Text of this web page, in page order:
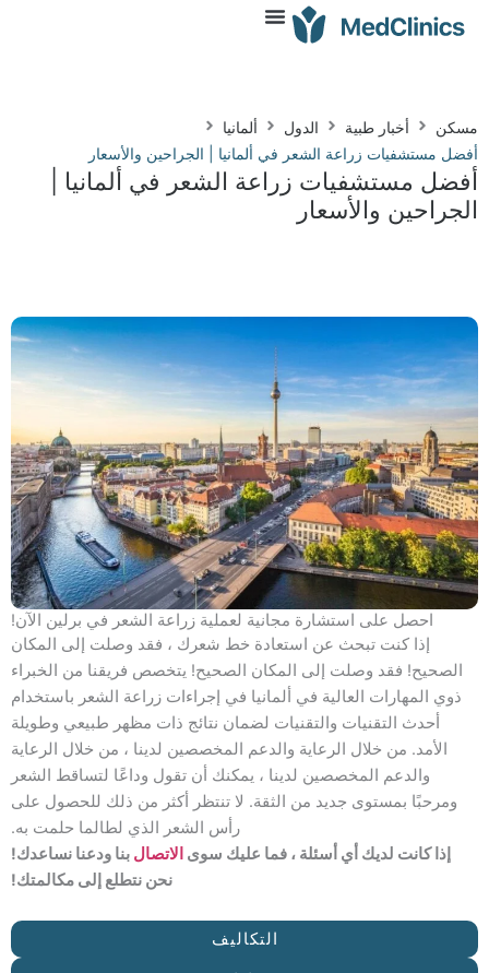
أفضل مستشفيات زراعة الشعر في ألمانيا |
الجراحين والأسعار
مسكن أخبار طبية الدول
ألمانيا
أفضل مستشفيات زراعة الشعر في ألمانيا | الجراحين والأسعار
احصل على استشارة مجانية لعملية زراعة الشعر في برلين الآن!
إذا كنت تبحث عن استعادة خط شعرك ، فقد وصلت إلى المكان
الصحيح! فقد وصلت إلى المكان الصحيح! يتخصص فريقنا من الخبراء
ذوي المهارات العالية في ألمانيا في إجراءات زراعة الشعر باستخدام
أحدث التقنيات والتقنيات لضمان نتائج ذات مظهر طبيعي وطويلة
الأمد. من خلال الرعاية والدعم المخصصين لدينا ، من خلال الرعاية
والدعم المخصصين لدينا ، يمكنك أن تقول وداعًا لتساقط الشعر
ومرحبًا بمستوى جديد من الثقة. لا تنتظر أكثر من ذلك للحصول على
رأس الشعر الذي لطالما حلمت به.
إذا كانت لديك أي أسئلة ، فما عليك سوى الاتصال بنا ودعنا نساعدك!
نحن نتطلع إلى مكالمتك!
التكاليف